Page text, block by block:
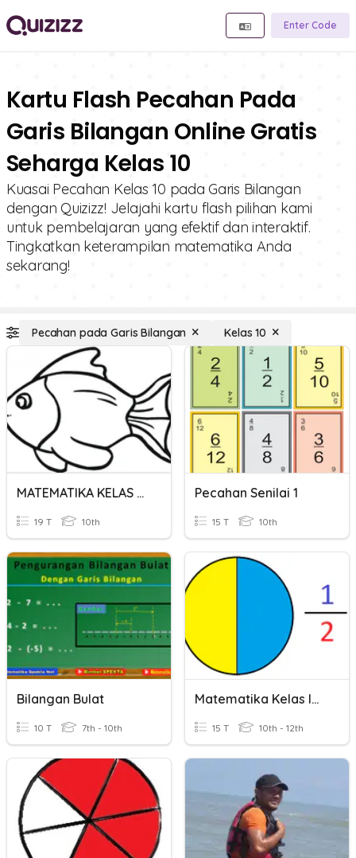
Enter Code
Kartu Flash Pecahan Pada
Garis Bilangan Online Gratis
Seharga Kelas 10
Kuasai Pecahan Kelas 10 pada Garis Bilangan
dengan Quizizz! Jelajahi kartu flash pilihan kami
untuk pembelajaran yang efektif dan interaktif.
Tingkatkan keterampilan matematika Anda
sekarang!
Pecahan pada Garis Bilangan Kelas 10
MATEMATIKA KELAS 4 PECAHAN SENILAI
19 T 10th
Pecahan Senilai 1
15 T 10th
Bilangan Bulat
10 T 7th - 10th
Matematika Kelas IV (Pecahan)
15 T 10th - 12th